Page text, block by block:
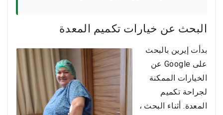
البحث عن خيارات تكميم المعدة
بدأت إيرين بالبحث
على Google عن
الخيارات الممكنة
لجراحة تكميم
المعدة. أثناء البحث ،